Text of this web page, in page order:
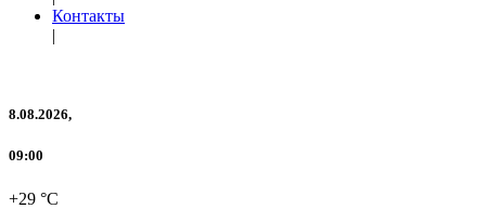
Контакты
|
8.08.2026,
09:00
+29 °C